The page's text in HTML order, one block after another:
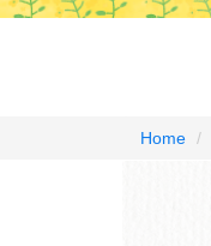
Home